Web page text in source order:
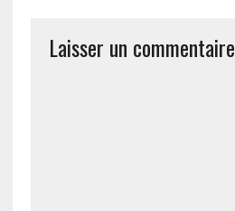
Laisser un commentaire